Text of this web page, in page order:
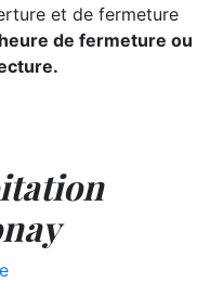
et de fermeture
de fermeture ou